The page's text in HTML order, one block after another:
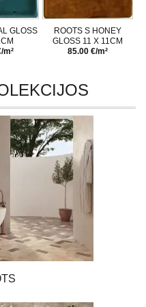
GLOSS
m²
ROOTS S HONEY
GLOSS 11 X 11CM
85.00 €/m²